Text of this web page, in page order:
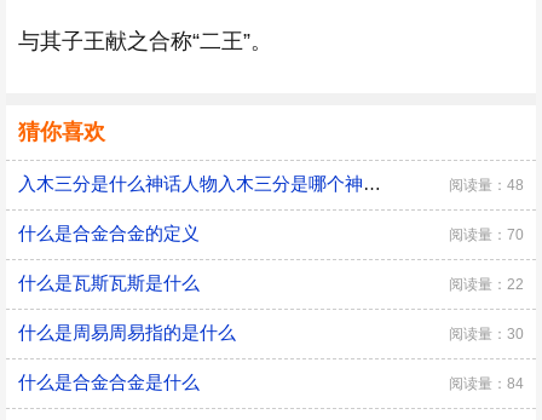
与其子王献之合称“二王”。
猜你喜欢
入木三分是什么神话人物入木三分是哪个神话人物 阅读量：48
什么是合金合金的定义 阅读量：70
什么是瓦斯瓦斯是什么 阅读量：22
什么是周易周易指的是什么 阅读量：30
什么是合金合金是什么 阅读量：84